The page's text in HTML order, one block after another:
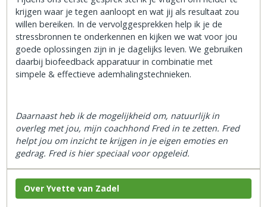
krijgen waar je tegen aanloopt en wat jij als resultaat zou
willen bereiken. In de vervolggesprekken help ik je de
stressbronnen te onderkennen en kijken we wat voor jou
goede oplossingen zijn in je dagelijks leven. We gebruiken
daarbij biofeedback apparatuur in combinatie met
simpele & effectieve ademhalingstechnieken.
Daarnaast heb ik de mogelijkheid om, natuurlijk in
overleg met jou, mijn coachhond Fred in te zetten. Fred
helpt jou om inzicht te krijgen in je eigen emoties en
gedrag. Fred is hier speciaal voor opgeleid.
Over Yvette van Zadel